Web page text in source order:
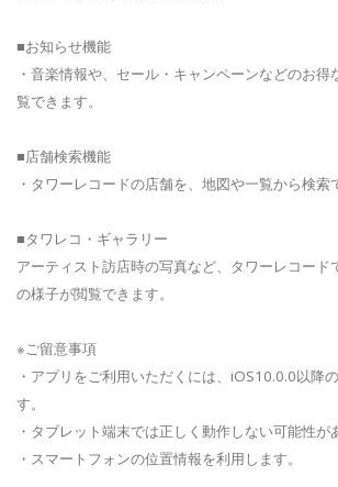
■お知らせ機能
・音楽情報や、セール・キャンペーンなどのお得
覧できます。
■店舗検索機能
・タワーレコードの店舗を、地図や一覧から検索
■タワレコ・ギャラリー
アーティスト訪店時の写真など、タワーレコード
の様子が閲覧できます。
※ご留意事項
・アプリをご利用いただくには、iOS10.0.0以降
す。
・タブレット端末では正しく動作しない可能性が
・スマートフォンの位置情報を利用します。